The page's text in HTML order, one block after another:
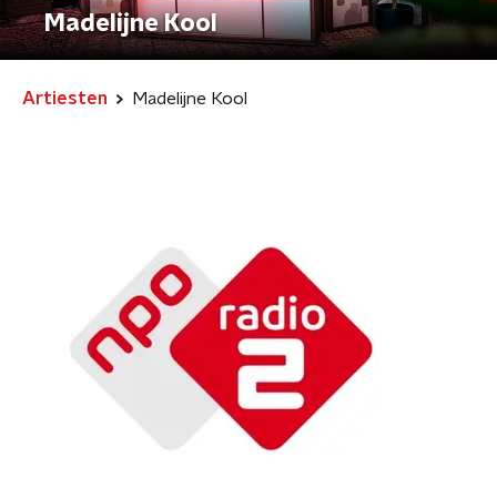
Madelijne Kool
Artiesten Madelijne Kool